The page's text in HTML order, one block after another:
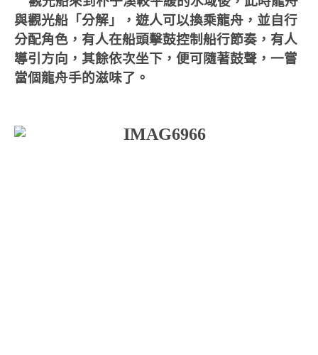
與觀光船「分解」，遊人可以換乘龍舟，並自行
分配角色，有人在船頭擊鼓控制船行節奏，有人
導引方向，其餘依次坐下，便可隨著鼓聲，一嘗
當個龍舟手的滋味了。